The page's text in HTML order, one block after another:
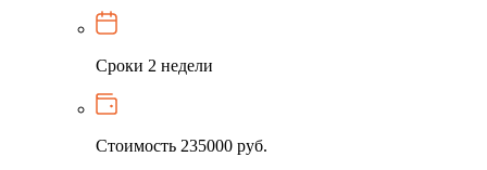
Сроки 2 недели
Стоимость 235000 руб.